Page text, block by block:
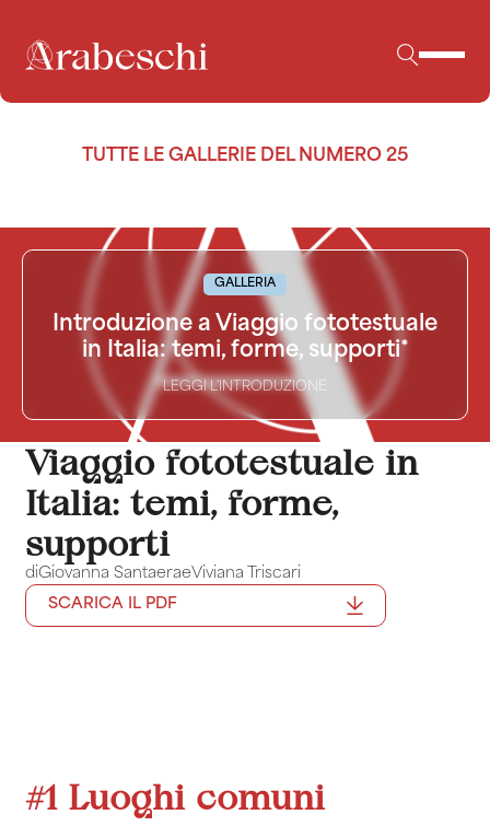
TUTTE LE GALLERIE DEL NUMERO 25
Viaggio fototestuale in
Italia: temi, forme,
supporti
diGiovanna SantaeraeViviana Triscari
SCARICA IL PDF
GALLERIA
Introduzione a Viaggio fototestuale
in Italia: temi, forme, supporti*
LEGGI L'INTRODUZIONE
#1 Luoghi comuni